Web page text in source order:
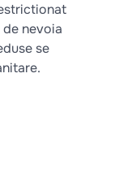
nevoia
se